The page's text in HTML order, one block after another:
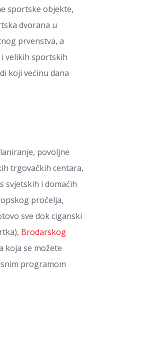
sportske objekte,
dvorana u
prvenstva, a
velikih sportskih
koji većinu dana
povoljne
trgovačkih centara,
svjetskih i domaćih
pročelja,
sve dok ciganski
Brodarskog
koja se možete
programom